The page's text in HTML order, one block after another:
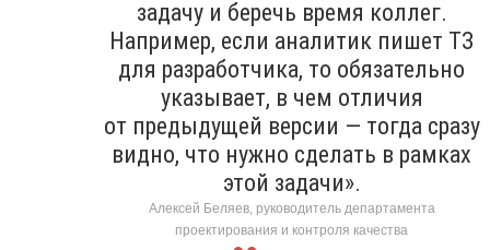
задачу и беречь время коллег.
Например, если аналитик пишет ТЗ
для разработчика, то обязательно
указывает, в чем отличия
от предыдущей версии — тогда сразу
видно, что нужно сделать в рамках
этой задачи».
Алексей Беляев, руководитель департамента
проектирования и контроля качества